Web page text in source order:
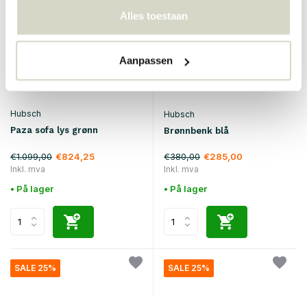
Alles toestaan
Aanpassen
Hubsch
Paza sofa lys grønn
€1.099,00 €824,25
Inkl. mva
• På lager
Hubsch
Brønnbenk blå
€380,00 €285,00
Inkl. mva
• På lager
SALE 25% SALE 25%